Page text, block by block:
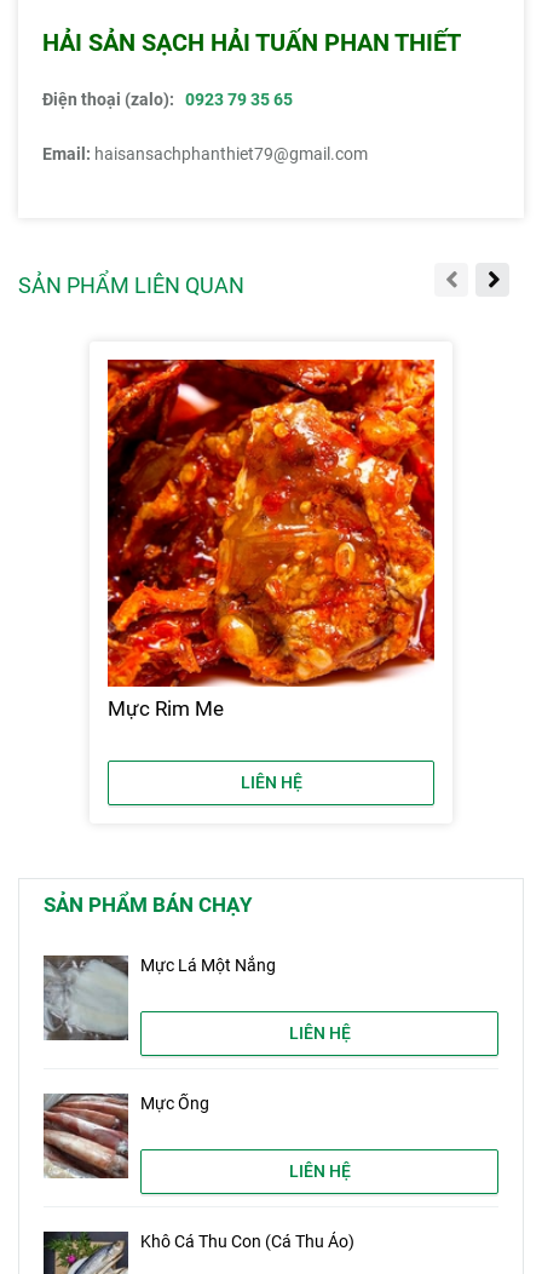
HẢI SẢN SẠCH HẢI TUẤN PHAN THIẾT
Điện thoại (zalo): 0923 79 35 65
Email: haisansachphanthiet79@gmail.com
SẢN PHẨM LIÊN QUAN
Mực Rim Me
LIÊN HỆ
SẢN PHẨM BÁN CHẠY
Mực Lá Một Nắng
LIÊN HỆ
Mực Ống
LIÊN HỆ
Khô Cá Thu Con (Cá Thu Ảo)